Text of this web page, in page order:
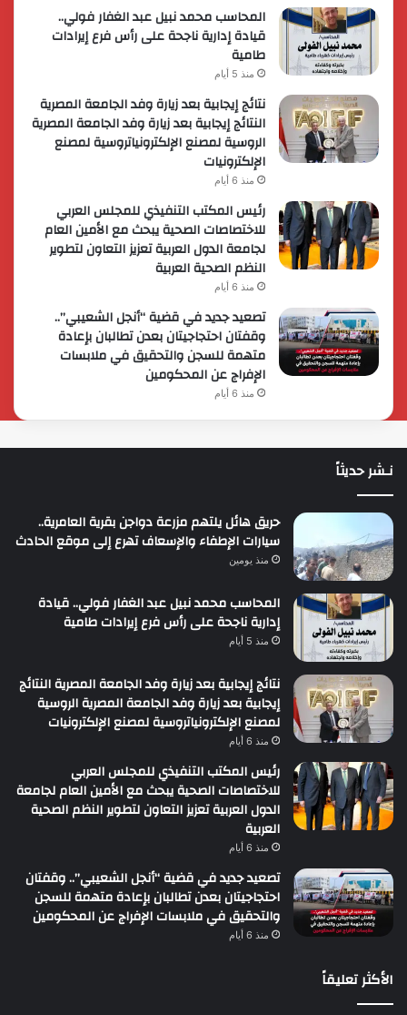
المحاسب محمد نبيل عبد الغفار فولي..
قيادة إدارية ناجحة على رأس فرع إيرادات
طامية
منذ 5 أيام
نتائج إيجابية بعد زيارة وفد الجامعة المصرية
النتائج إيجابية بعد زيارة وفد الجامعة المصرية
الروسية لمصنع الإلكترونياتروسية لمصنع
الإلكترونيات
منذ 6 أيام
رئيس المكتب التنفيذي للمجلس العربي
للاختصاصات الصحية يبحث مع الأمين العام
لجامعة الدول العربية تعزيز التعاون لتطوير
النظم الصحية العربية
منذ 6 أيام
تصعيد جديد في قضية “أنجل الشعيبي”..
وقفتان احتجاجيتان بعدن تطالبان بإعادة
متهمة للسجن والتحقيق في ملابسات
الإفراج عن المحكومين
منذ 6 أيام
نـشر حديثاً
حريق هائل يلتهم مزرعة دواجن بقرية العامرية..
سيارات الإطفاء والإسعاف تهرع إلى موقع الحادث
منذ يومين
المحاسب محمد نبيل عبد الغفار فولي.. قيادة
إدارية ناجحة على رأس فرع إيرادات طامية
منذ 5 أيام
نتائج إيجابية بعد زيارة وفد الجامعة المصرية النتائج
إيجابية بعد زيارة وفد الجامعة المصرية الروسية
لمصنع الإلكترونياتروسية لمصنع الإلكترونيات
منذ 6 أيام
رئيس المكتب التنفيذي للمجلس العربي
للاختصاصات الصحية يبحث مع الأمين العام لجامعة
الدول العربية تعزيز التعاون لتطوير النظم الصحية
العربية
منذ 6 أيام
تصعيد جديد في قضية “أنجل الشعيبي”.. وقفتان
احتجاجيتان بعدن تطالبان بإعادة متهمة للسجن
والتحقيق في ملابسات الإفراج عن المحكومين
منذ 6 أيام
الأكثر تعليقاً